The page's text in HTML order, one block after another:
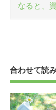
なると、
合わせて読